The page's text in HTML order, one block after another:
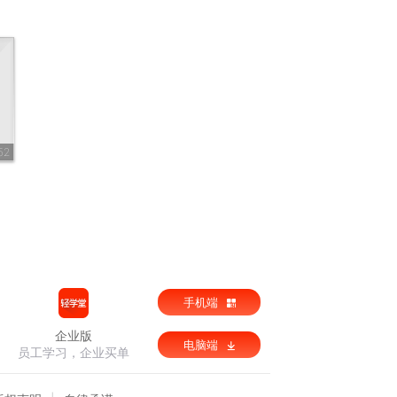
企业版
员工学习，企业买单
手机端
电脑端